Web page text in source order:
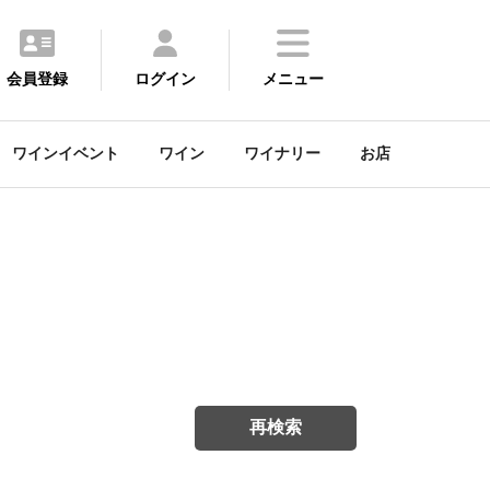
会員登録 ログイン メニュー
ワインイベント ワイン ワイナリー お店
再検索